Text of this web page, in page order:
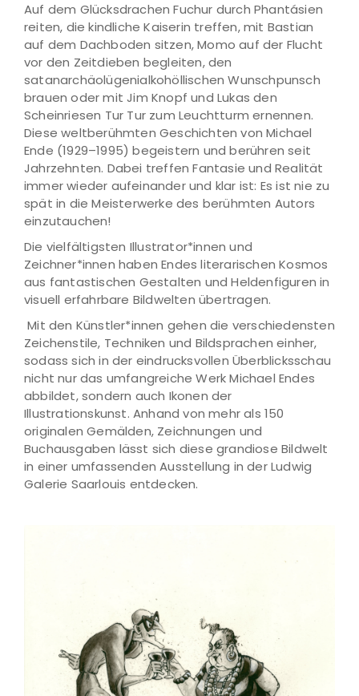
Auf dem Glücksdrachen Fuchur durch Phantásien
reiten, die kindliche Kaiserin treffen, mit Bastian
auf dem Dachboden sitzen, Momo auf der Flucht
vor den Zeitdieben begleiten, den
satanarchäolügenialkohöllischen Wunschpunsch
brauen oder mit Jim Knopf und Lukas den
Scheinriesen Tur Tur zum Leuchtturm ernennen.
Diese weltberühmten Geschichten von Michael
Ende (1929–1995) begeistern und berühren seit
Jahrzehnten. Dabei treffen Fantasie und Realität
immer wieder aufeinander und klar ist: Es ist nie zu
spät in die Meisterwerke des berühmten Autors
einzutauchen!
Die vielfältigsten Illustrator*innen und
Zeichner*innen haben Endes literarischen Kosmos
aus fantastischen Gestalten und Heldenfiguren in
visuell erfahrbare Bildwelten übertragen.
Mit den Künstler*innen gehen die verschiedensten
Zeichenstile, Techniken und Bildsprachen einher,
sodass sich in der eindrucksvollen Überblicksschau
nicht nur das umfangreiche Werk Michael Endes
abbildet, sondern auch Ikonen der
Illustrationskunst. Anhand von mehr als 150
originalen Gemälden, Zeichnungen und
Buchausgaben lässt sich diese grandiose Bildwelt
in einer umfassenden Ausstellung in der Ludwig
Galerie Saarlouis entdecken.